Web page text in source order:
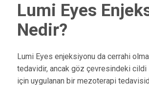
Lumi Eyes
Nedir?
Lumi Eyes enjeksiyonu da cerrahi
tedavidir, ancak göz çevresindeki cildi
için uygulanan bir mezoterapi